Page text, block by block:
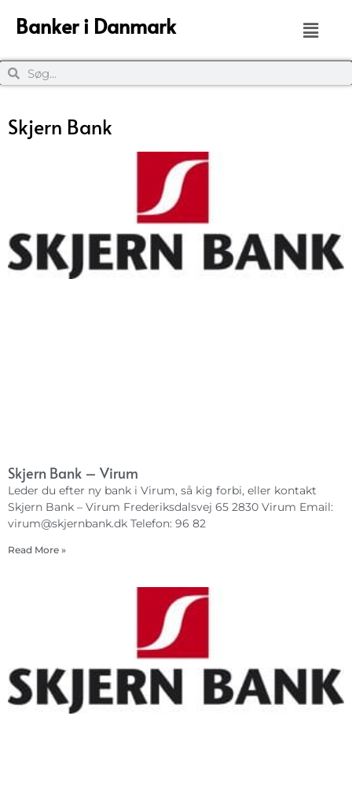
Banker i Danmark
Skjern Bank
Skjern Bank – Virum
Leder du efter ny bank i Virum, så kig forbi, eller kontakt
Skjern Bank – Virum Frederiksdalsvej 65 2830 Virum Email:
virum@skjernbank.dk Telefon: 96 82
Read More »